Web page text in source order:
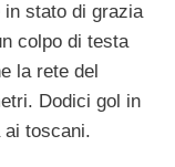
stato di grazia
colpo di testa
la rete del
Dodici gol in
ai toscani.